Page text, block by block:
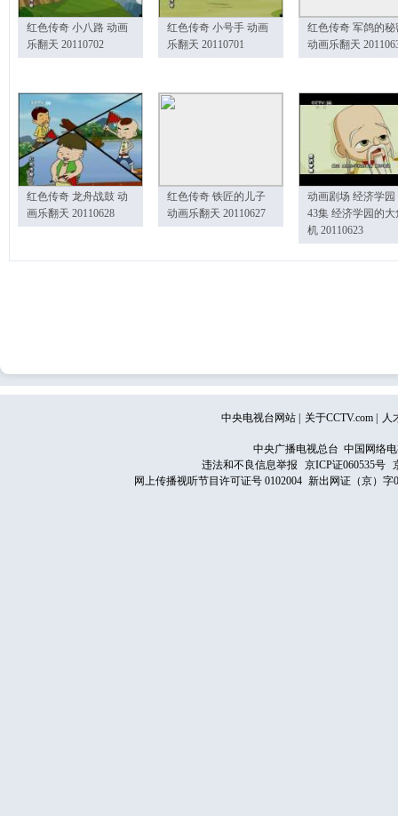
红色传奇 小八路 动画
乐翻天 20110702
红色传奇 小号手 动画
乐翻天 20110701
红色传奇 军鸽的秘
动画乐翻天
红色传奇 龙舟战鼓 动
画乐翻天 20110628
红色传奇 铁匠的儿子
动画乐翻天 20110627
动画剧场 经济学园
43集 经济学园的大
机 20110623
中央电视台网站 关于CCTV.com 人
中央广播电视总台 中国网络
违法和不良信息举报
京ICP证060535号
网上传播视听节目许可证号 0102004 新出网证（京）